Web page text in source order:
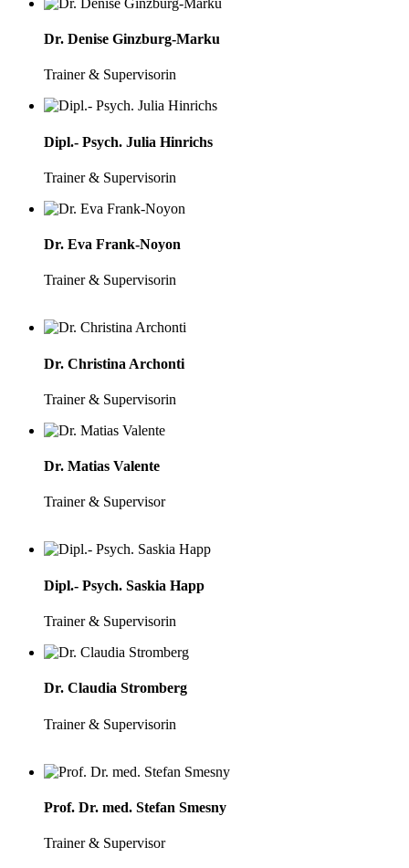
Dr. Denise Ginzburg-Marku
Trainer & Supervisorin
Dipl.- Psych. Julia Hinrichs
Trainer & Supervisorin
Dr. Eva Frank-Noyon
Trainer & Supervisorin
Dr. Christina Archonti
Trainer & Supervisorin
Dr. Matias Valente
Trainer & Supervisor
Dipl.- Psych. Saskia Happ
Trainer & Supervisorin
Dr. Claudia Stromberg
Trainer & Supervisorin
Prof. Dr. med. Stefan Smesny
Trainer & Supervisor